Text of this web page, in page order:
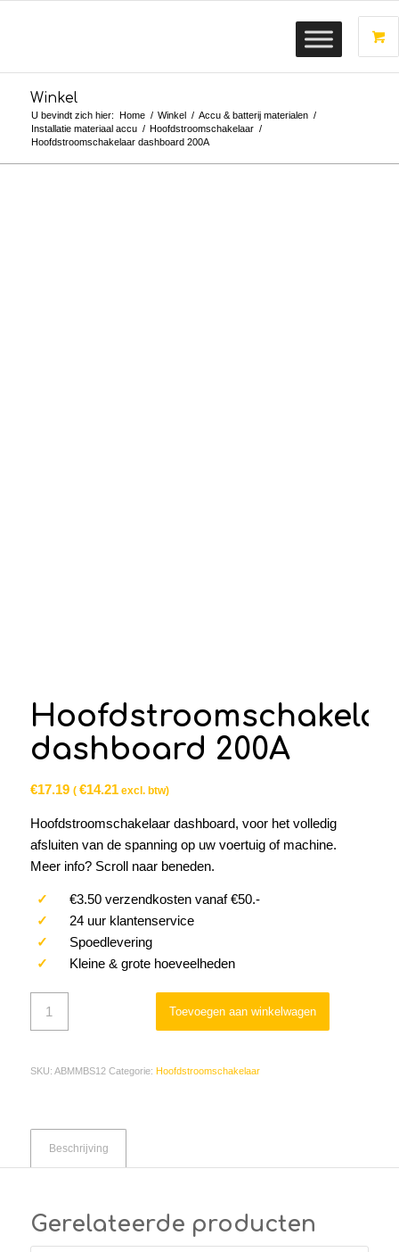
Winkel
U bevindt zich hier: Home / Winkel / Accu & batterij materialen /
Installatie materiaal accu / Hoofdstroomschakelaar /
Hoofdstroomschakelaar dashboard 200A
dashboard 200A
€17.19 ( €14.21excl. btw)
Hoofdstroomschakelaar dashboard, voor het volledig
afsluiten van de spanning op uw voertuig of machine.
Meer info? Scroll naar beneden.
✓ €3.50 verzendkosten vanaf €50.-
✓ 24 uur klantenservice
✓ Spoedlevering
✓ Kleine & grote hoeveelheden
Toevoegen aan winkelwagen
SKU: ABMMBS12 Categorie: Hoofdstroomschakelaar
Beschrijving
Gerelateerde producten